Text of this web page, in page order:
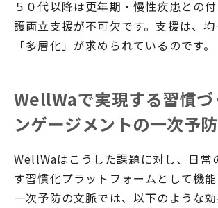
５０代以降は更年期・慢性疾患との
護両立支援が不可欠です。支援は、均
「多層化」が求められているのです。
WellWaで実現する習慣
ンゲージメントの一次予防
WellWaはこうした課題に対し、日常
す習慣化プラットフォームとして機
一次予防の文脈では、以下のような